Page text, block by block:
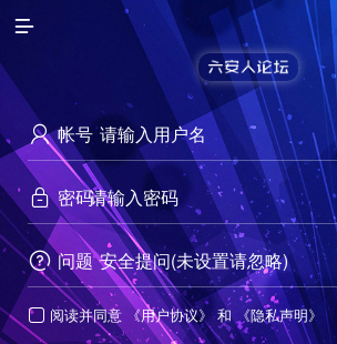

 帐号
 密码
 问题 安全提问(未设置请忽略)
 阅读并同意 《用户协议》 和 《隐私声明》